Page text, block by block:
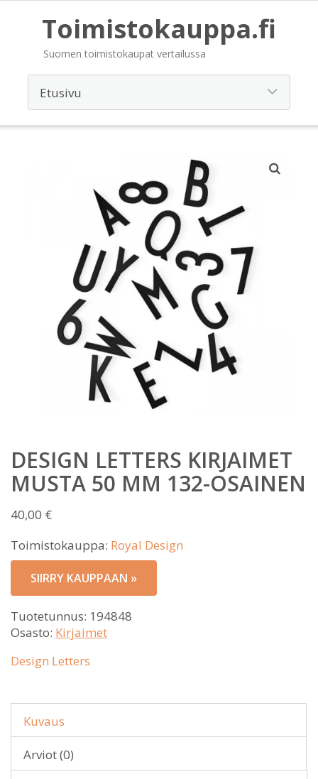
Toimistokauppa.fi
Suomen toimistokaupat vertailussa
DESIGN LETTERS KIRJAIMET
MUSTA 50 MM 132-OSAINEN
40,00 €
Toimistokauppa: Royal Design
SIIRRY KAUPPAAN »
Tuotetunnus: 194848
Osasto: Kirjaimet
Design Letters
Kuvaus
Arviot (0)